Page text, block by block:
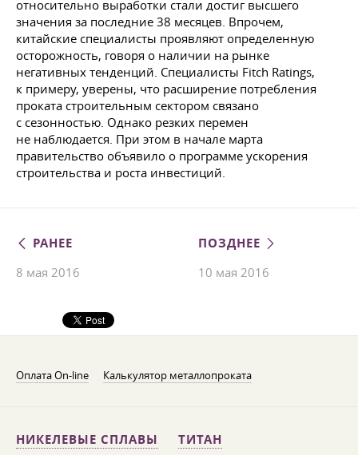
относительно выработки стали достиг высшего
значения за последние 38 месяцев. Впрочем,
китайские специалисты проявляют определенную
осторожность, говоря о наличии на рынке
негативных тенденций. Специалисты Fitch Ratings,
к примеру, уверены, что расширение потребления
проката строительным сектором связано
с сезонностью. Однако резких перемен
не наблюдается. При этом в начале марта
правительство объявило о программе ускорения
строительства и роста инвестиций.
РАНЕЕ
8 мая 2016
ПОЗДНЕЕ
10 мая 2016
Оплата On-line Калькулятор металлопроката
НИКЕЛЕВЫЕ СПЛАВЫ ТИТАН